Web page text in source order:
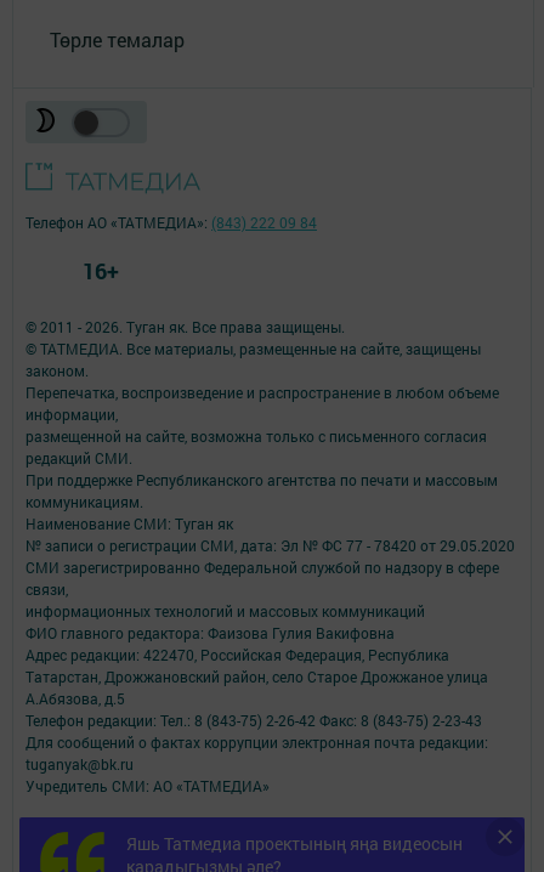
Төрле темалар
Яшь Татмедиа проектының яңа видеосын
карадыгызмы әле?
© 2011 - 2026. Туган як. Все права защищены.
© ТАТМЕДИА. Все материалы, размещенные на сайте, защищены
законом.
Перепечатка, воспроизведение и распространение в любом объеме
информации,
размещенной на сайте, возможна только с письменного согласия
редакций СМИ.
При поддержке Республиканского агентства по печати и массовым
коммуникациям.
Наименование СМИ: Туган як
№ записи о регистрации СМИ, дата: Эл № ФС 77 - 78420 от 29.05.2020
СМИ зарегистрированно Федеральной службой по надзору в сфере
связи,
информационных технологий и массовых коммуникаций
ФИО главного редактора: Фаизова Гулия Вакифовна
Адрес редакции: 422470, Российская Федерация, Республика
Татарстан, Дрожжановский район, село Старое Дрожжаное улица
А.Абязова, д.5
Телефон редакции: Тел.: 8 (843-75) 2-26-42 Факс: 8 (843-75) 2-23-43
Для сообщений о фактах коррупции электронная почта редакции:
tuganyak@bk.ru
Учредитель СМИ: АО «ТАТМЕДИА»
Антикоррупционная политика
АО «ТАТМЕДИА» использует «cookie»для персонализации сервисов и
Телефон АО «ТАТМЕДИА»: (843) 222 09 84
16+